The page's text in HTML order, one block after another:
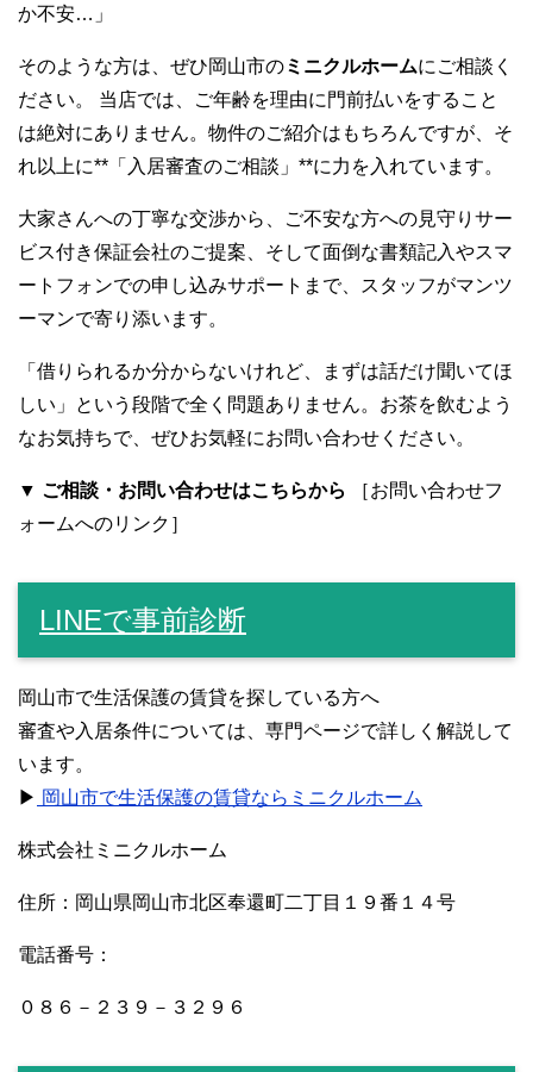
か不安…」
そのような方は、ぜひ岡山市のミニクルホームにご相談く
ださい。 当店では、ご年齢を理由に門前払いをすること
は絶対にありません。物件のご紹介はもちろんですが、そ
れ以上に**「入居審査のご相談」**に力を入れています。
大家さんへの丁寧な交渉から、ご不安な方への見守りサー
ビス付き保証会社のご提案、そして面倒な書類記入やスマ
ートフォンでの申し込みサポートまで、スタッフがマンツ
ーマンで寄り添います。
「借りられるか分からないけれど、まずは話だけ聞いてほ
しい」という段階で全く問題ありません。お茶を飲むよう
なお気持ちで、ぜひお気軽にお問い合わせください。
▼ ご相談・お問い合わせはこちらから
［お問い合わせフ
ォームへのリンク］
LINEで事前診断
岡山市で生活保護の賃貸を探している方へ
審査や入居条件については、専門ページで詳しく解説して
います。
▶ 岡山市で生活保護の賃貸ならミニクルホーム
株式会社ミニクルホーム
住所：岡山県岡山市北区奉還町二丁目１９番１４号
電話番号：
０８６－２３９－３２９６